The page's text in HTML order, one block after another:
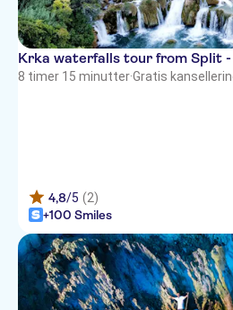
Heritage Hotel Cardo
Hotel Murum
Cornaro Hotel
Atrium Hotel
Hotel Peristil
Divota Apartment Hotel
Krka waterfalls tour from Split -
8 timer 15 minutter·Gratis
4,8/5 (2)
+100 Smiles